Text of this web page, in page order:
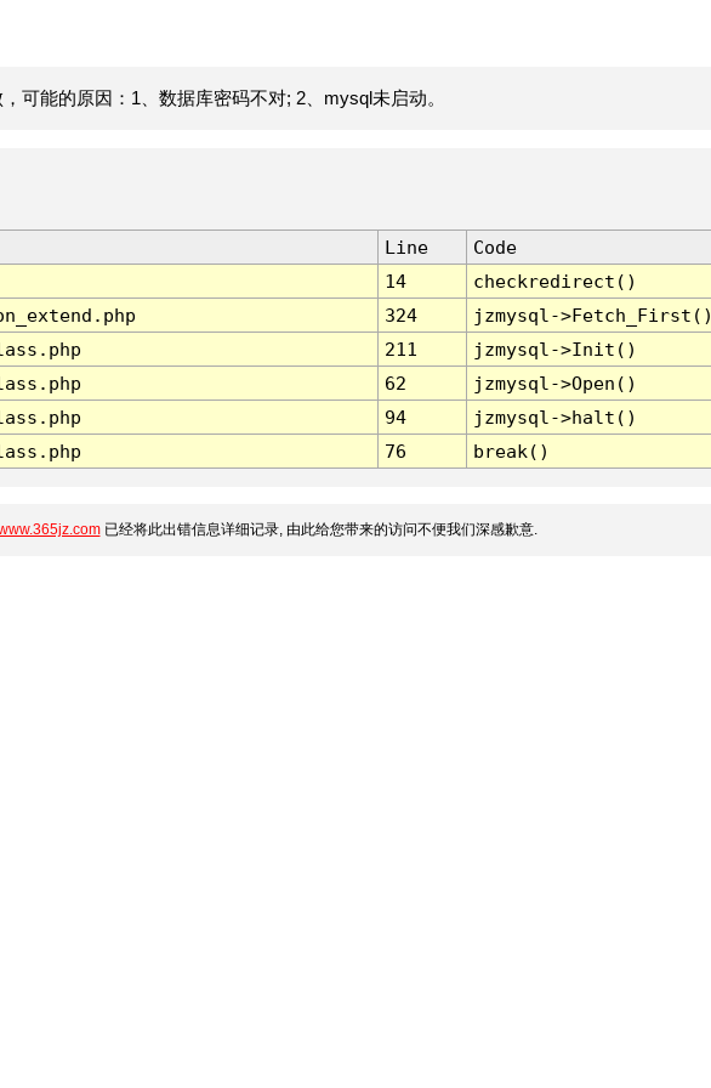
可能的原因：1、数据库密码不对; 2、mysql未启动。
Line
Code
14
checkredirect()
324
jzmysql-
211
jzmysql->Init()
62
jzmysql->Open()
94
jzmysql->halt()
76 break()
已经将此出错信息详细记录, 由此给您带来的访问不便我们深感歉意.